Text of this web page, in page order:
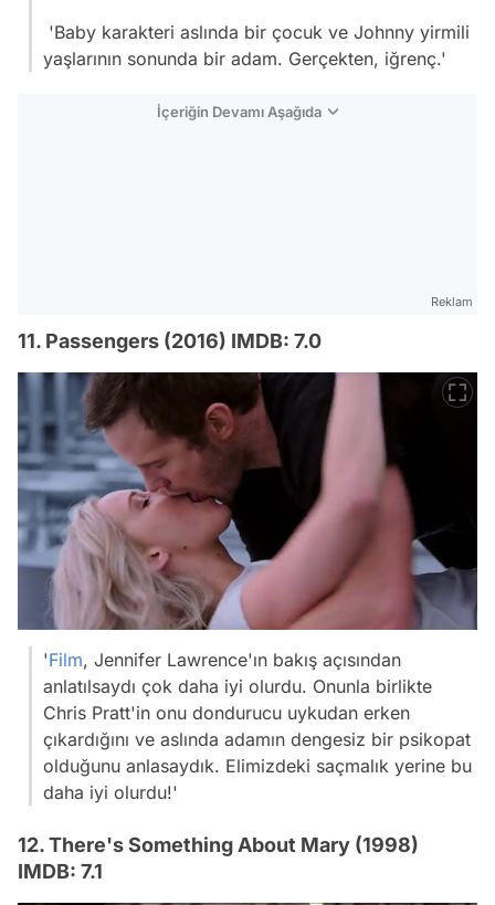
'Baby karakteri aslında bir çocuk ve Johnny yirmili
yaşlarının sonunda bir adam. Gerçekten, iğrenç.'
İçeriğin Devamı Aşağıda
Reklam
11. Passengers (2016) IMDB: 7.0
'Film, Jennifer Lawrence'ın bakış açısından
anlatılsaydı çok daha iyi olurdu. Onunla birlikte
Chris Pratt'in onu dondurucu uykudan erken
çıkardığını ve aslında adamın dengesiz bir psikopat
olduğunu anlasaydık. Elimizdeki saçmalık yerine bu
daha iyi olurdu!'
12. There's Something About Mary (1998)
IMDB: 7.1